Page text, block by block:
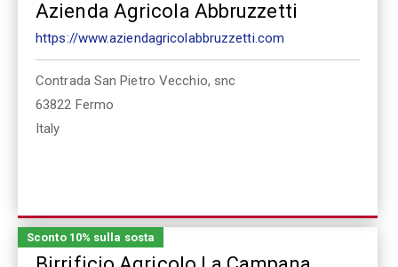
Azienda Agricola Abbruzzetti
https://www.aziendagricolabbruzzetti.com
Contrada San Pietro Vecchio, snc
63822 Fermo
Italy
Sconto 10% sulla sosta